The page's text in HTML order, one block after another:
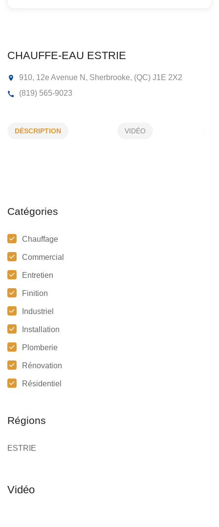
CHAUFFE-EAU ESTRIE
DÉSCRIPTION VIDÉO
Catégories
Chauffage
Commercial
Entretien
Finition
Industriel
Installation
Plomberie
Rénovation
Résidentiel
Régions
ESTRIE